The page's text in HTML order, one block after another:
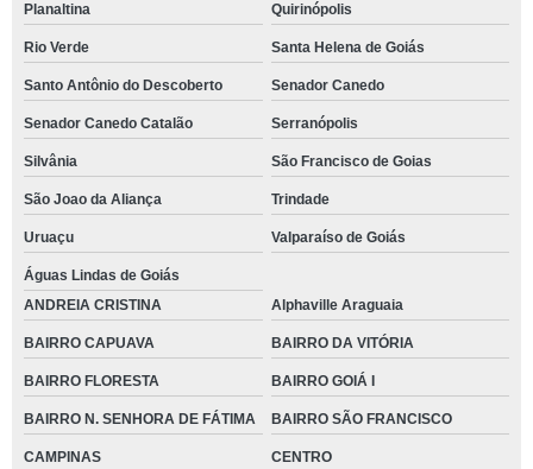
Planaltina Quirinópolis
Rio Verde Santa Helena de Goiás
Santo Antônio do Descoberto Senador Canedo
Senador Canedo Catalão Serranópolis
Silvânia São Francisco de Goias
São Joao da Aliança Trindade
Uruaçu Valparaíso de Goiás
Águas Lindas de Goiás
ANDREIA CRISTINA
Alphaville Araguaia
BAIRRO CAPUAVA BAIRRO DA VITÓRIA
BAIRRO FLORESTA BAIRRO GOIÁ I
BAIRRO N. SENHORA DE FÁTIMA BAIRRO SÃO FRANCISCO
CAMPINAS CENTRO